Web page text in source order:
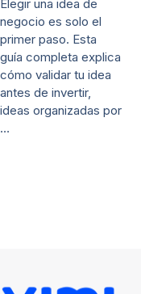
Elegir una idea de
negocio es solo el
primer paso. Esta
guía completa explica
cómo validar tu idea
antes de invertir,
ideas organizadas por
…